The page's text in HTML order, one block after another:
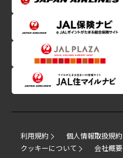
利用規約 個人情報取扱規約
クッキーについて
会社概要